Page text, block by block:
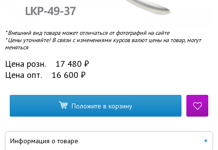
* Внешний вид товара может отличаться от фотографий на сайте
* Цены уточняйте! В связи с изменениями курсов валют цены на товар, могут
меняться
Цена розн. 17 480 ₽
Цена опт.
16 600 ₽
Положите в корзину
Информация о товаре